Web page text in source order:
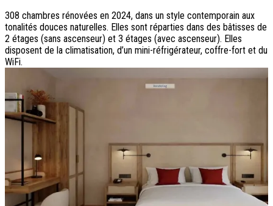
308 chambres rénovées en 2024, dans un style contemporain aux
tonalités douces naturelles. Elles sont réparties dans des bâtisses de
2 étages (sans ascenseur) et 3 étages (avec ascenseur). Elles
disposent de la climatisation, d’un mini-réfrigérateur, coffre-fort et du
WiFi.